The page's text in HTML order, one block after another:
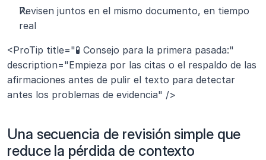
Revisen juntos en el mismo documento, en tiempo
real
<ProTip title="🧪 Consejo para la primera pasada:"
description="Empieza por las citas o el respaldo de las
afirmaciones antes de pulir el texto para detectar
antes los problemas de evidencia" />
Una secuencia de revisión simple que
reduce la pérdida de contexto